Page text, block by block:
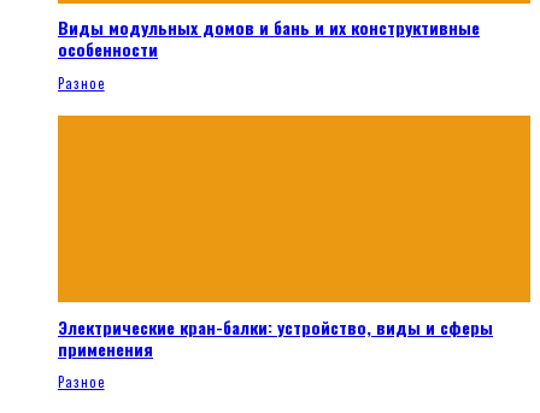
Виды модульных домов и бань и их конструктивные
особенности
Разное
Электрические кран-балки: устройство, виды и сферы
применения
Разное